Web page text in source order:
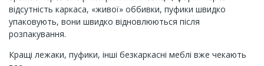
відсутність каркаса, «живої» оббивки, пуфики швидко
упаковують, вони швидко відновлюються після
розпакування.
Кращі лежаки, пуфики, інші безкаркасні меблі вже чекають